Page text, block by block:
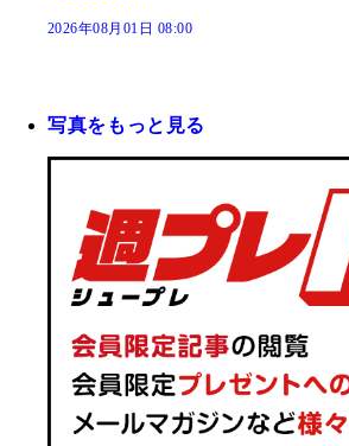
2026年08月01日 08:00
写真をもっと見る